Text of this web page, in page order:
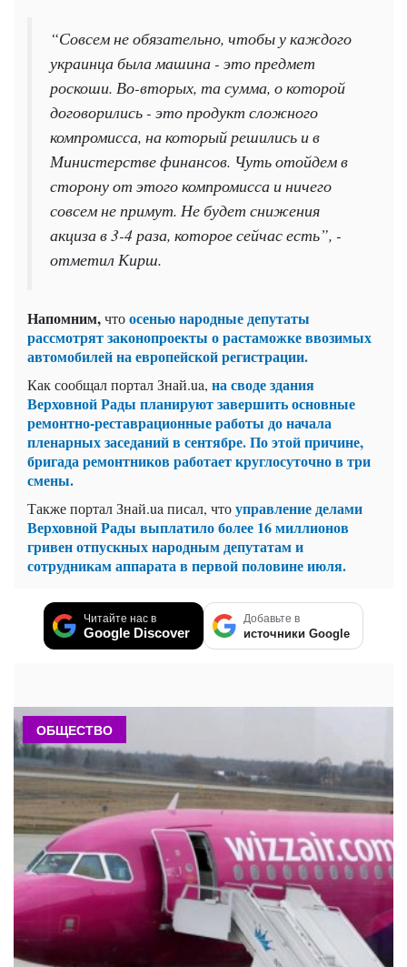
“Совсем не обязательно, чтобы у каждого
украинца была машина - это предмет
роскоши. Во-вторых, та сумма, о которой
договорились - это продукт сложного
компромисса, на который решились и в
Министерстве финансов. Чуть отойдем в
сторону от этого компромисса и ничего
совсем не примут. Не будет снижения
акциза в 3-4 раза, которое сейчас есть”, -
отметил Кирш.
Напомним,чтоосенью народные депутаты
рассмотрят законопроекты о растаможке ввозимых
автомобилей на европейской регистрации.
Как сообщал портал Знай.ua, на своде здания
Верховной Рады планируют завершить основные
ремонтно-реставрационные работы до начала
пленарных заседаний в сентябре. По этой причине,
бригада ремонтников работает круглосуточно в три
смены.
Также портал Знай.ua писал, чтоуправление делами
Верховной Рады выплатило более 16 миллионов
гривен отпускных народным депутатам и
сотрудникам аппарата в первой половине июля.
Читайте нас в
Google Discover
Добавьте в
источники Google
ОБЩЕСТВО